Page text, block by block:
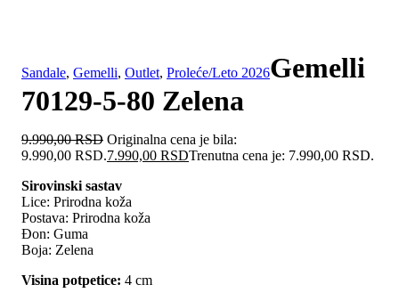
Sandale, Gemelli, Outlet, Proleće/Leto 2026Gemelli
70129-5-80 Zelena
9.990,00RSD Originalna cena je bila:
9.990,00 RSD.7.990,00 RSDTrenutna cena je: 7.990,00 RSD.
Sirovinski sastav
Lice: Prirodna koža
Postava: Prirodna koža
Đon: Guma
Boja: Zelena
Visina potpetice: 4 cm